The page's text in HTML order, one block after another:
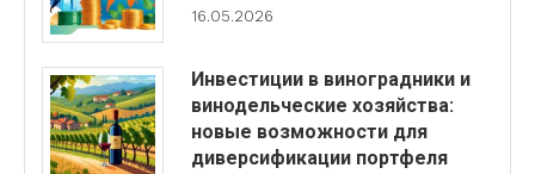
16.05.2026
Инвестиции в виноградники и
винодельческие хозяйства:
новые возможности для
диверсификации портфеля